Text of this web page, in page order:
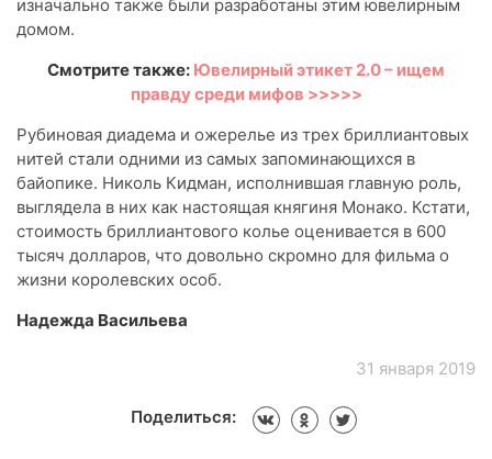
изначально также были разработаны этим ювелирным
домом.
Смотрите также: Ювелирный этикет 2.0 – ищем
правду среди мифов >>>>>
Рубиновая диадема и ожерелье из трех бриллиантовых
нитей стали одними из самых запоминающихся в
байопике. Николь Кидман, исполнившая главную роль,
выглядела в них как настоящая княгиня Монако. Кстати,
стоимость бриллиантового колье оценивается в 600
тысяч долларов, что довольно скромно для фильма о
жизни королевских особ.
Надежда Васильева
31 января 2019
Поделиться: